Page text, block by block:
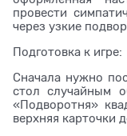
провести
через узкие
Подготовка к игре:
Сначала нужно
стол случайным
«Подворотня»
верхняя карточки